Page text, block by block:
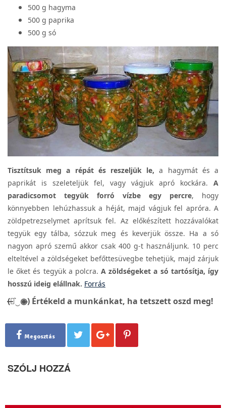
500 g hagyma
500 g paprika
500 g só
Tisztítsuk meg a répát és reszeljük le, a hagymát és a
paprikát is szeleteljük fel, vagy vágjuk apró kockára. A
paradicsomot tegyük forró vízbe egy percre, hogy
könnyebben lehúzhassuk a héját, majd vágjuk fel apróra. A
zöldpetrezselymet aprítsuk fel. Az előkészített hozzávalókat
tegyük egy tálba, sózzuk meg és keverjük össze. Ha a só
nagyon apró szemű akkor csak 400 g-t használjunk. 10 perc
elteltével a zöldségeket befőttesüvegbe tehetjük, majd zárjuk
le őket és tegyük a polcra.A zöldségeket a só tartósítja, így
hosszú ideig elállnak. Forrás
(̶◉͛‿◉̶) Értékeld a munkánkat, ha tetszett oszd meg!
Megosztás
SZÓLJ HOZZÁ